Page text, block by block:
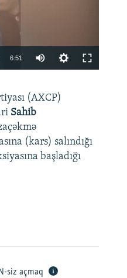
available
6:51
360p
720p
1080p
(AXCP)
Sahib
(kars) salındığı
başladığı
siz açmaq